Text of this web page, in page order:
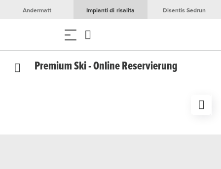
Andermatt Impianti di risalita Disentis Sedrun
Premium Ski - Online Reservierung